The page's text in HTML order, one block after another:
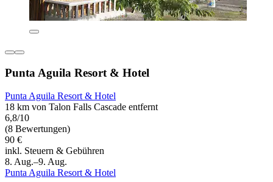
Punta Aguila Resort & Hotel
Punta Aguila Resort & Hotel
18 km von Talon Falls Cascade entfernt
6,8/10
(8 Bewertungen)
90 €
inkl. Steuern & Gebühren
8. Aug.–9. Aug.
Punta Aguila Resort & Hotel